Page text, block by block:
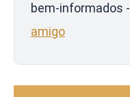
bem-informados -
amigo